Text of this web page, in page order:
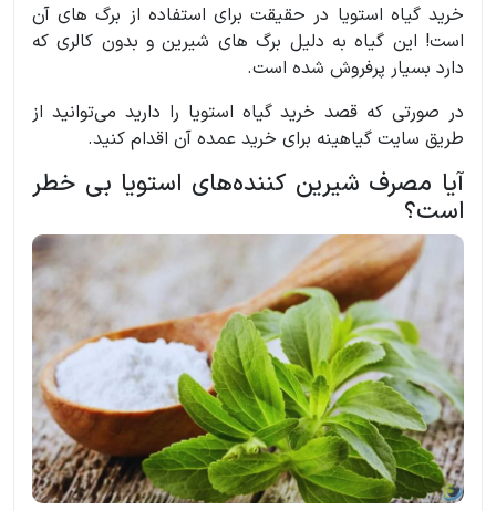
خرید گیاه استویا در حقیقت برای استفاده از برگ های آن
است! این گیاه به دلیل برگ های شیرین و بدون کالری که
دارد بسیار پرفروش شده است.
در صورتی که قصد خرید گیاه استویا را دارید می‌توانید از
طریق سایت گیاهینه برای خرید عمده آن اقدام کنید.
آیا مصرف شیرین کننده‌های استویا بی خطر
است؟